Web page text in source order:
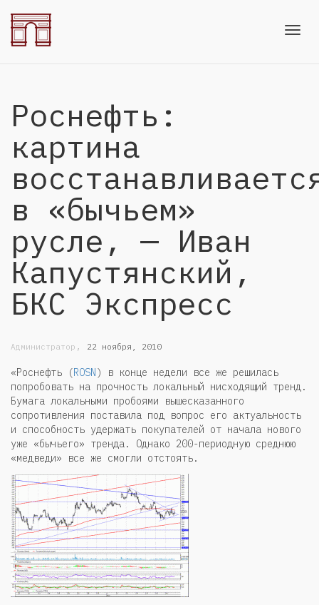
Роснефть:
картина
в «бычьем»
русле, — Иван
Капустянский,
БКС Экспресс
Администратор , 22 ноября, 2010
«Роснефть (ROSN) в конце недели все же решилась
попробовать на прочность локальный нисходящий тренд.
Бумага локальными пробоями вышесказанного
сопротивления поставила под вопрос его актуальность
и способность удержать покупателей от начала нового
уже «бычьего» тренда. Однако 200-периодную среднюю
«медведи» все же смогли отстоять.